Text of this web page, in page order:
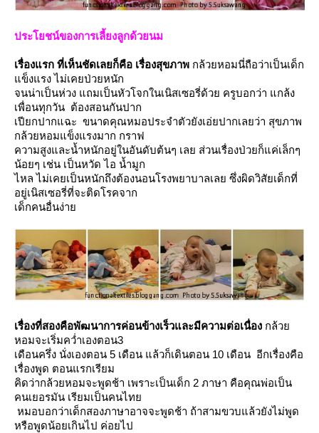
ประโยชน์ของการเลี้ยงลูกด้วยนม
เรื่องแรก ที่เห็นชัดเลยก็คือ เรื่องสุขภาพ กล้วยหอมนี่ถือว่าเป็นเด็ก
ข็งแรง ไม่เคยป่วยหนัก
จนน่าเป็นห่วง แถมเป็นหัวโจกในเนิสเซอรี่ด้วย ครูบอกว่า แกล้ง
เพื่อนทุกวัน ต้องสอนกันปาก
เปียกปากแฉะ ขนาดคุณหมอประจำตัวยังเอ่ยปากเลยว่า สุขภาพ
กล้วยหอมแข็งแรงมาก กราฟ
ความสูงและน้ำหนักอยู่ในอันดับต้นๆ เลย ส่วนเรื่องป่วยก็แค่เล็กๆ
น้อยๆ เช่น เป็นหวัด ไอ น้ำมูก
ไหล ไม่เคยเป็นหนักถึงต้องนอนโรงพยาบาลเลย ซึ่งผิดวิสัยเด็กที่
อยู่เนิสเซอรี่ที่จะติดโรคจาก
เด็กคนอื่นง่า
เรื่องที่สองคือพัฒนาการค่อนข้างเร็วและมีความต่อเนื่อง กล้ว
หอมจะเริ่มคว่ำเองตอน3
เดือนครึ่ง นั่งเองตอน 5 เดือน แล้วก็เดินตอน 10 เดือน อีกเรื่องคือ
เรื่องพูด ตอนแรกเรียม
คิดว่ากล้วยหอมจะพูดช้า เพราะเป็นเด็ก 2 ภาษา คือคุณพ่อเป็น
คนเยอรมัน เรียมเป็นคนไท
หมอบอกว่าเด็กสองภาษาอาจจะพูดช้า ถ้าสามขวบแล้วยังไม่พูด
หรือพูดน้อยเกินไป ค่อยไป